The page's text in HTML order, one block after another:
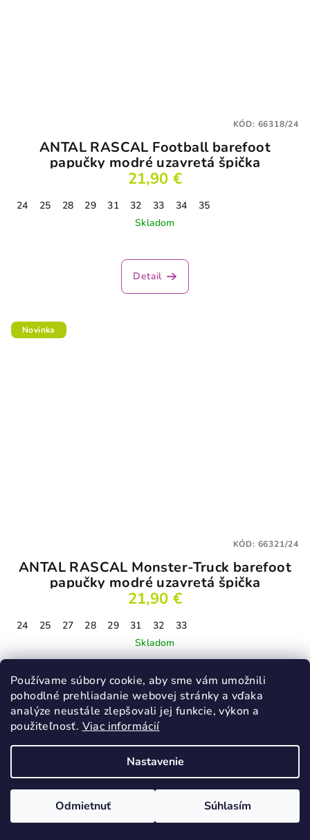
Používame súbory cookie, aby sme vám umožnili
pohodlné prehliadanie webovej stránky a vďaka
analýze neustále zlepšovali jej funkcie, výkon a
použiteľnosť. Viac informácií
Nastavenie
Odmietnuť Súhlasím
ANTAL RASCAL Football barefoot
papučky modré uzavretá špička
21,90 €
24 25 28 29 31 32 33 34
35
Skladom
Detail
KÓD: 66318/24
Novinka
ANTAL RASCAL Monster-Truck barefoot
papučky modré uzavretá špička
21,90 €
24 25 27 28 29 31 32
33
Skladom
Detail
KÓD: 66321/24
Novinka